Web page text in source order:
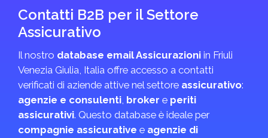
Contatti B2B per il Settore
Assicurativo
Il nostro database email Assicurazioni in Friuli
Venezia Giulia, Italia offre accesso a contatti
verificati di aziende attive nel settore assicurativo:
agenzie e consulenti, broker e periti
assicurativi. Questo database è ideale per
compagnie assicurative e agenzie di